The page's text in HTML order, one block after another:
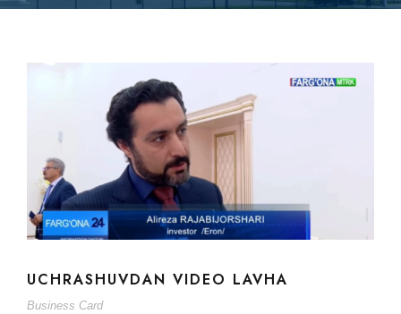
UCHRASHUVDAN VIDEO LAVHA
Business Card